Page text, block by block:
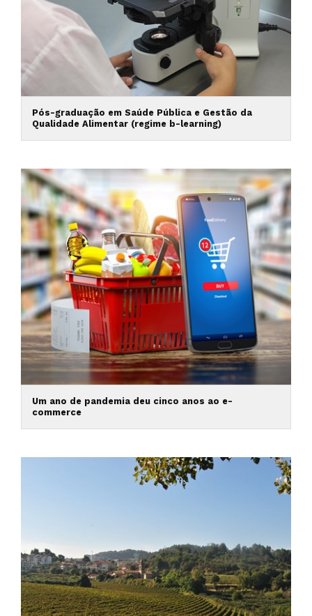
Pós-graduação em Saúde Pública e Gestão da
Qualidade Alimentar (regime b-learning)
Um ano de pandemia deu cinco anos ao e-
commerce